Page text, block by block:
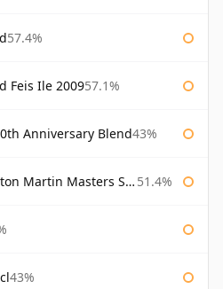
57.4%
Feis Ile 200957.1%
Anniversary Blend43%
Masters Selection 2024 51.4%
43%